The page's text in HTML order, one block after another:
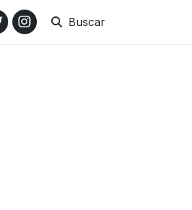
Buscar